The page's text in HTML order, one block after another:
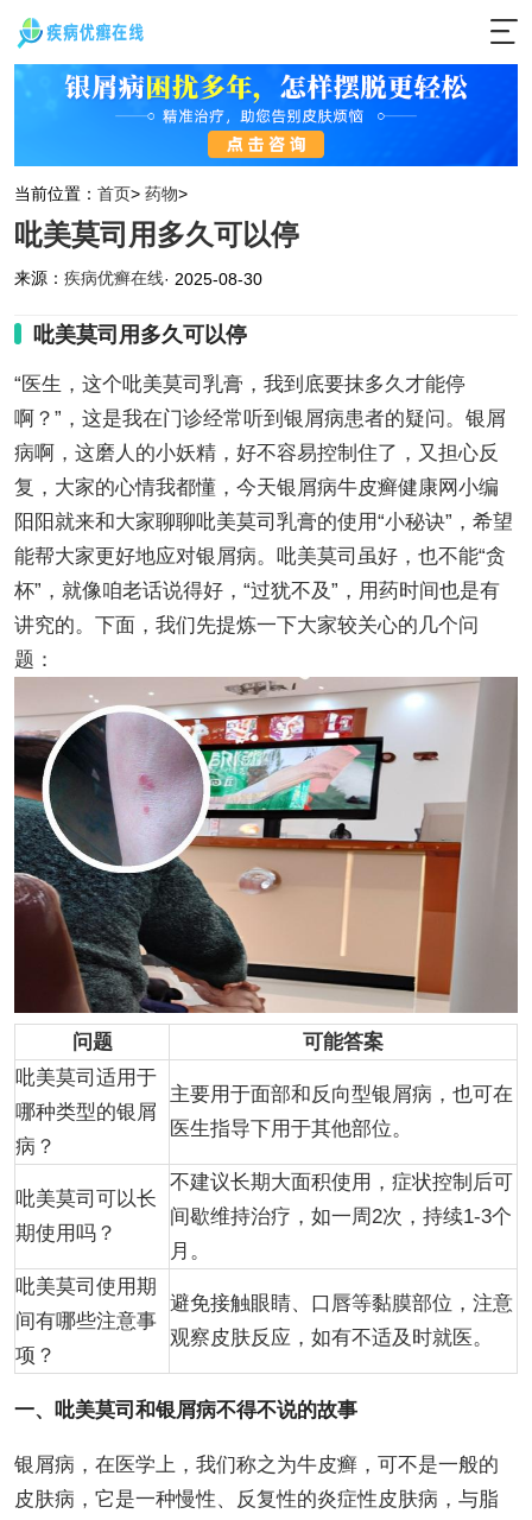
当前位置： 首页> 药物>
吡美莫司用多久可以停
来源： 疾病优癣在线· 2025-08-30
吡美莫司用多久可以停
“医生，这个吡美莫司乳膏，我到底要抹多久才能停
啊？”，这是我在门诊经常听到银屑病患者的疑问。银屑
病啊，这磨人的小妖精，好不容易控制住了，又担心反
复，大家的心情我都懂，今天银屑病牛皮癣健康网小编
阳阳就来和大家聊聊吡美莫司乳膏的使用“小秘诀”，希望
能帮大家更好地应对银屑病。吡美莫司虽好，也不能“贪
杯”，就像咱老话说得好，“过犹不及”，用药时间也是有
讲究的。下面，我们先提炼一下大家较关心的几个问
题：
问题
可能答案
吡美莫司适用于
哪种类型的银屑
病？
主要用于面部和反向型银屑病，也可在
医生指导下用于其他部位。
吡美莫司可以长
期使用吗？
不建议长期大面积使用，症状控制后可
间歇维持治疗，如一周2次，持续1-3个
月。
吡美莫司使用期
间有哪些注意事
项？
避免接触眼睛、口唇等黏膜部位，注意
观察皮肤反应，如有不适及时就医。
一、吡美莫司和银屑病不得不说的故事
银屑病，在医学上，我们称之为牛皮癣，可不是一般的
皮肤病，它是一种慢性、反复性的炎症性皮肤病，与脂